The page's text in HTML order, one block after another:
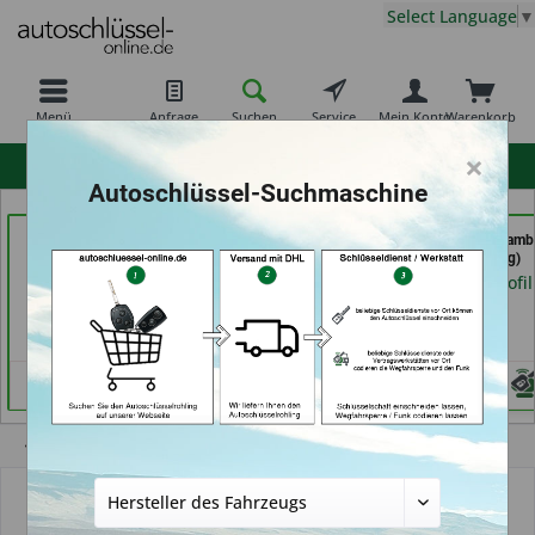
Menü Anfrage Suchen Service Warenkorb
Mein Konto
Select Language ▼
ECU Service
Mobilservice (in
Augsburg)
Händlerprofil
Key Tec GmbH (in
Grevenbroich)
Händlerprofil
Autoschlüssel
(in Hamburg)
Händlerprofil
Autoschlüssel ohne Funk
×
Autoschlüssel-Suchmaschine